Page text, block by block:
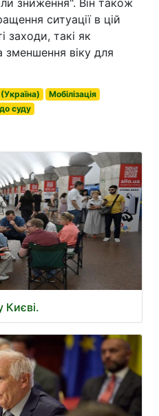
ситуації в цій
заходи, такі як
зменшення віку для
Мобілізація
суду
Києві.